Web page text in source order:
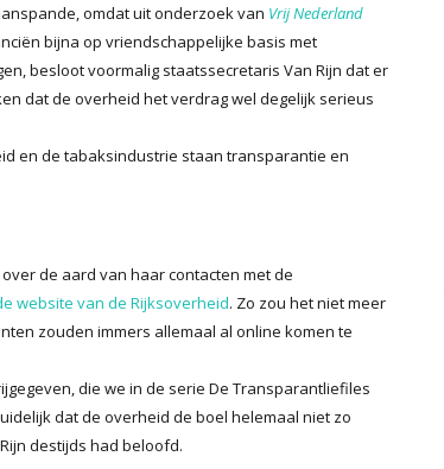
omdat uit onderzoek van Vrij Nederland
bijna op vriendschappelijke basis met
besloot voormalig staatssecretaris Van Rijn dat er
dat de overheid het verdrag wel degelijk serieus
en de tabaksindustrie staan transparantie en
de aard van haar contacten met de
website van de Rijksoverheid. Zo zou het niet meer
zouden immers allemaal al online komen te
die we in de serie De Transparantliefiles
dat de overheid de boel helemaal niet zo
destijds had beloofd.